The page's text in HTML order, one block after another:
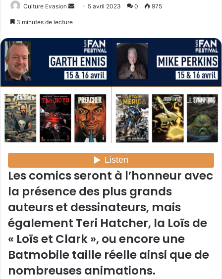
Culture Evasion
e
r
u
n
c
o
u
i
l
5 avril 2023 0 975
3 minutes de lecture
Les comics seront à l’honneur avec
la présence des plus grands
auteurs et dessinateurs, mais
également Teri Hatcher, la Loïs de
« Loïs et Clark », ou encore une
Batmobile taille réelle ainsi que de
nombreuses animations.